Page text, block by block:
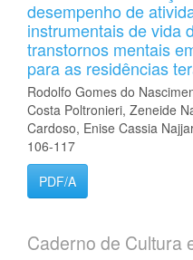
desempenho de
instrumentais de vida
transtornos mentais
para as residências
Rodolfo Gomes do
Costa Poltronieri, Zeneide
Cardoso, Enise Cassia
106-117
PDF/A
Caderno de Cultura